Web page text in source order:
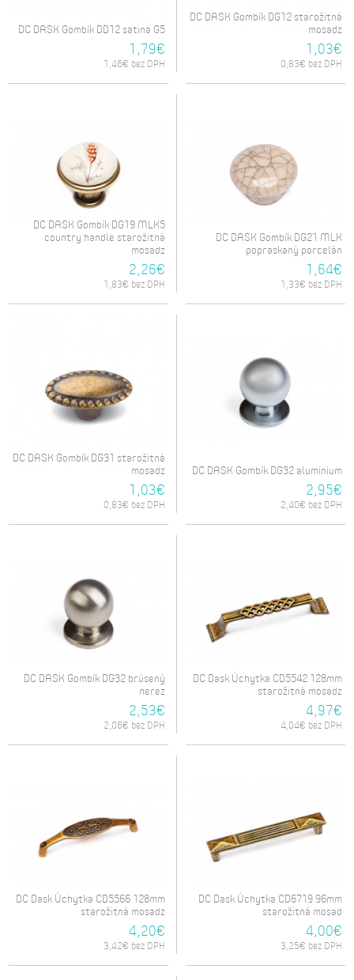
DC DASK Gombík DD12 satina G5
1,79€
1,46€ bez DPH
DC DASK Gombík DG12 starožitná
mosadz
1,03€
0,83€ bez DPH
DC DASK Gombík DG19 MLK5
country handle starožitná
mosadz
2,26€
1,83€ bez DPH
DC DASK Gombík DG21 MLK
popraskaný porcelán
1,64€
1,33€ bez DPH
DC DASK Gombík DG31 starožitná
mosadz
1,03€
0,83€ bez DPH
DC DASK Gombík DG32 aluminium
2,95€
2,40€ bez DPH
DC DASK Gombík DG32 brúsený
nerez
2,53€
2,06€ bez DPH
DC Dask Úchytka CD5542 128mm
starožitná mosadz
4,97€
4,04€ bez DPH
DC Dask Úchytka CD5566 128mm
starožitná mosadz
4,20€
3,42€ bez DPH
DC Dask Úchytka CD6719 96mm
starožitná mosad
4,00€
3,25€ bez DPH